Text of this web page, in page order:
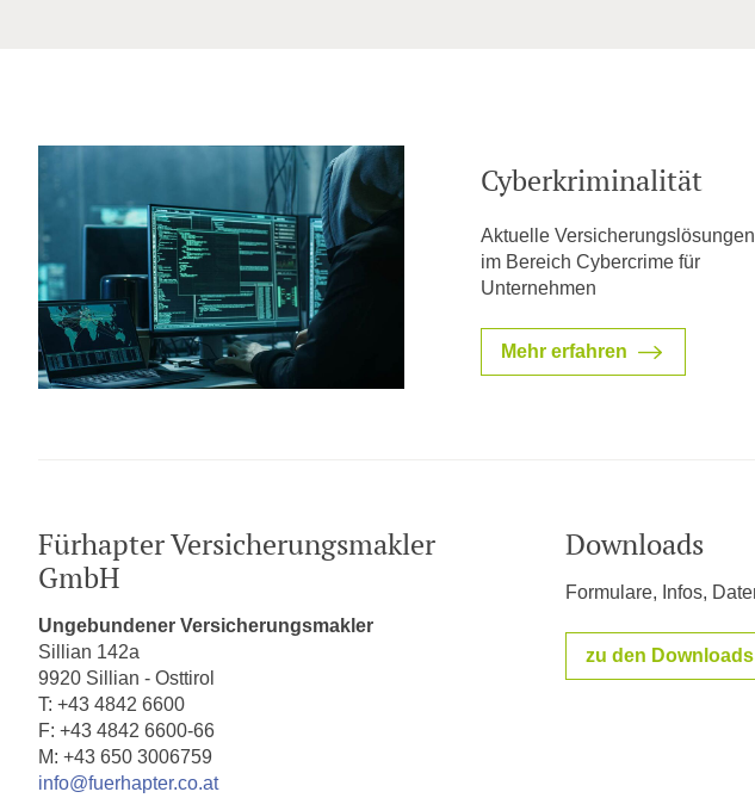
Cyberkriminalität
Aktuelle Versicherungslösungen
im Bereich Cybercrime für
Unternehmen
Mehr erfahren
Fürhapter Versicherungsmakler
GmbH
Ungebundener Versicherungsmakler
Sillian 142a
9920 Sillian - Osttirol
T: +43 4842 6600
F: +43 4842 6600-66
M: +43 650 3006759
info@fuerhapter.co.at
Downloads
Formulare, Infos,
zu den Downloads